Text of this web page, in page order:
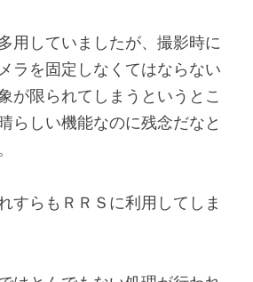
用していましたが、撮影時に
ラを固定しなくてはならない
が限られてしまうというとこ
らしい機能なのに残念だなと
すらもＲＲＳに利用してしま